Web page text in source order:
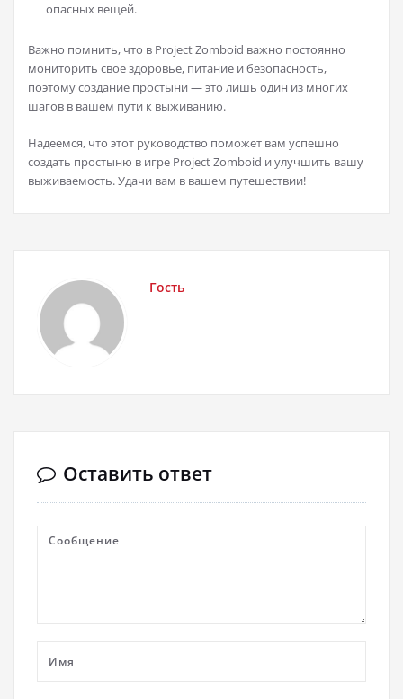
опасных вещей.
Важно помнить, что в Project Zomboid важно постоянно
мониторить свое здоровье, питание и безопасность,
поэтому создание простыни — это лишь один из многих
шагов в вашем пути к выживанию.
Надеемся, что этот руководство поможет вам успешно
создать простыню в игре Project Zomboid и улучшить вашу
выживаемость. Удачи вам в вашем путешествии!
Гость
Оставить ответ